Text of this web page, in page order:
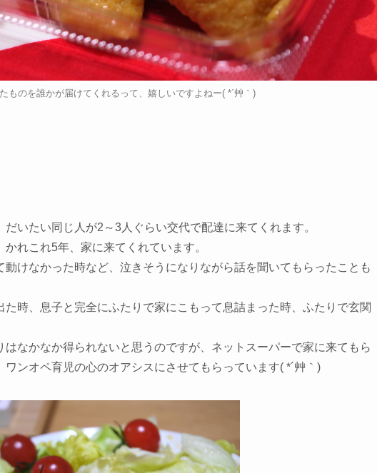
ものを誰かが届けてくれるって、嬉しいですよねー( *´艸｀)
いたい同じ人が2～3人ぐらい交代で配達に来てくれます。
れこれ5年、家に来てくれています。
けなかった時など、泣きそうになりながら話を聞いてもらったことも
時、息子と完全にふたりで家にこもって息詰まった時、ふたりで玄関
なかなか得られないと思うのですが、ネットスーパーで家に来てもら
ンオペ育児の心のオアシスにさせてもらっています( *´艸｀)